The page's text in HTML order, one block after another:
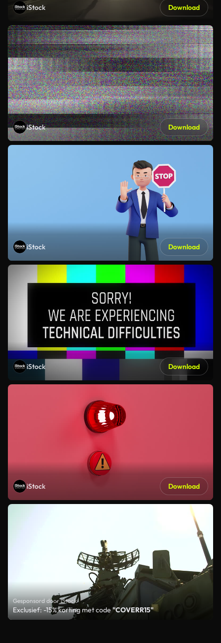
iStock Download
iStock Download
iStock Download
iStock Download
iStock Download
Gesponsord door iStock
Exclusief: -15% korting met code "COVERR15"